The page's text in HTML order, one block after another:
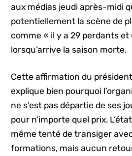
aux médias jeudi après-midi
potentiellement la scène de
comme « il y a 29 perdants
lorsqu’arrive la saison morte.
Cette affirmation du
explique bien pourquoi
ne s’est pas départie de ses
pour n’importe quel prix.
même tenté de transiger
formations, mais aucun